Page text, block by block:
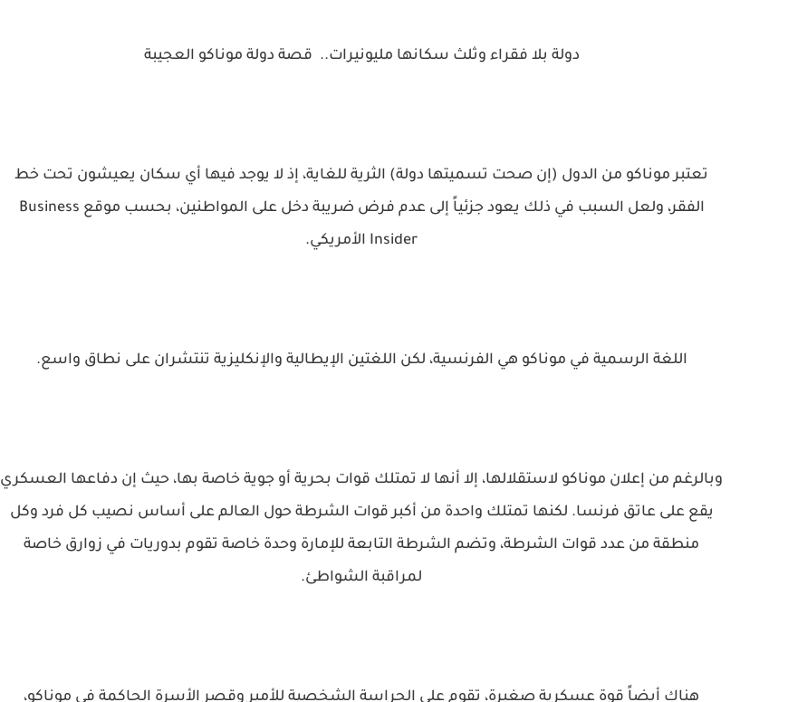
دولة بلا فقراء وثلث سكانها مليونيرات.. قصة دولة موناكو العجيبة
تعتبر موناكو من الدول (إن صحت تسميتها دولة) الثرية للغاية، إذ لا يوجد فيها أي سكان يعيشون تحت خط
الفقر، ولعل السبب في ذلك يعود جزئياً إلى عدم فرض ضريبة دخل على المواطنين، بحسب موقع Business
Insider الأمريكي.
اللغة الرسمية في موناكو هي الفرنسية، لكن اللغتين الإيطالية والإنكليزية تنتشران على نطاق واسع.
وبالرغم من إعلان موناكو لاستقلالها، إلا أنها لا تمتلك قوات بحرية أو جوية خاصة بها، حيث إن دفاعها العسكري
يقع على عاتق فرنسا. لكنها تمتلك واحدة من أكبر قوات الشرطة حول العالم على أساس نصيب كل فرد وكل
منطقة من عدد قوات الشرطة، وتضم الشرطة التابعة للإمارة وحدة خاصة تقوم بدوريات في زوارق خاصة
لمراقبة الشواطئ.
هناك أيضاً قوة عسكرية صغيرة، تقوم على الحراسة الشخصية للأمير وقصر الأسرة الحاكمة في موناكو،